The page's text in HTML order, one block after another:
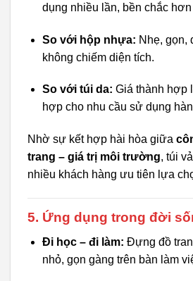
dụng nhiều lần, bền chắc hơn
So với hộp nhựa: Nhẹ, gọn,
không chiếm diện tích.
So với túi da: Giá thành hợp
hợp cho nhu cầu sử dụng
Nhờ sự kết hợp hài hòa giữa
trang – giá trị môi trường, túi
nhiều khách hàng ưu tiên lựa
5. Ứng dụng trong đời
Đi học – đi làm: Đựng đồ
nhỏ, gọn gàng trên bàn làm